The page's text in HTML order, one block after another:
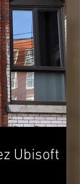
Ubisoft